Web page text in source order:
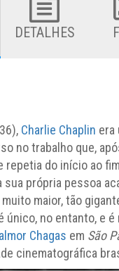
DETALHES
Charlie Chaplin era
no trabalho que,
do início ao
própria pessoa
maior, tão
único, no entanto, e
Chagas em São
cinematográfica